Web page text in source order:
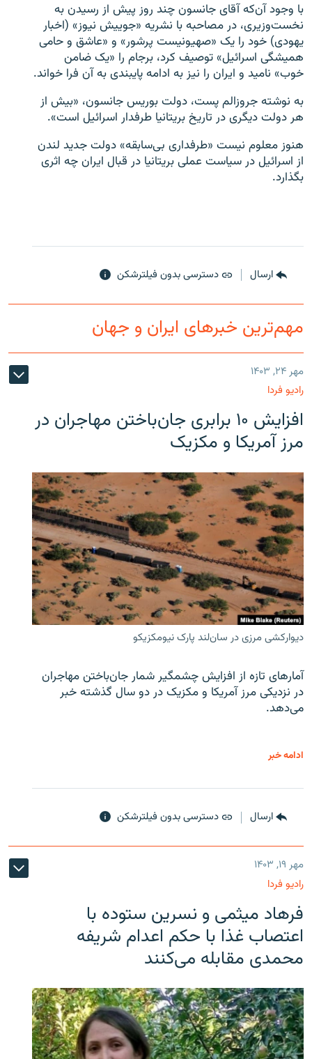
با وجود آن‌که آقای جانسون چند روز پیش از رسیدن به
نخست‌وزیری، در مصاحبه با نشریه «جوییش نیوز» (اخبار
یهودی) خود را یک «صهیونیست پرشور» و «عاشق و حامی
همیشگی اسرائیل» توصیف کرد، برجام را «یک ضامن
خوب» نامید و ایران را نیز به ادامه پایبندی به آن فرا خواند.
به نوشته جروزالم پست، دولت بوریس جانسون، «بیش از
هر دولت دیگری در تاریخ بریتانیا طرفدار اسرائیل است».
هنوز معلوم نیست «طرفداری بی‌سابقه» دولت جدید لندن
از اسرائیل در سیاست عملی بریتانیا در قبال ایران چه اثری
بگذارد.
ارسال دسترسی بدون فیلترشکن
مهم‌ترین خبرهای ایران و جهان
مهر ۲۴, ۱۴۰۳
رادیو فردا
افزایش ۱۰ برابری جان‌باختن مهاجران در
مرز آمریکا و مکزیک
دیوارکشی مرزی در سان‌لند پارک نیومکزیکو
آمارهای تازه از افزایش چشمگیر شمار جان‌باختن مهاجران
در نزدیکی مرز آمریکا و مکزیک در دو سال گذشته خبر
می‌دهد.
ادامه خبر
ارسال دسترسی بدون فیلترشکن
مهر ۱۹, ۱۴۰۳
رادیو فردا
فرهاد میثمی و نسرین ستوده با
اعتصاب غذا با حکم اعدام شریفه
محمدی مقابله می‌کنند